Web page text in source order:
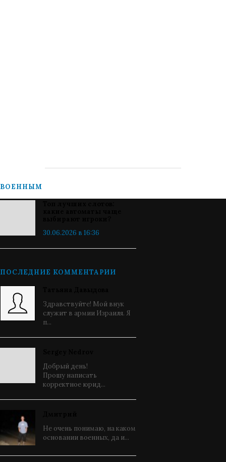
ВОЕННЫМ
30.06.2026 в 16:36
ПОСЛЕДНИЕ КОММЕНТАРИИ
Здравствуйте! Мой внук
служит в армии Израиля. Я
п...
Добрый день!
Прошу написать
корректное юрид...
Не очень понимаю, на каком
основании военных, да и...